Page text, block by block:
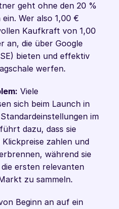
geht ohne den 20 %
Wer also 1,00 €
Kaufkraft von 1,00
an, die über Google
bieten und effektiv
werfen.
Viele
sich beim Launch in
im
dazu, dass sie
zahlen und
während sie
ersten relevanten
zu sammeln.
Beginn an auf ein